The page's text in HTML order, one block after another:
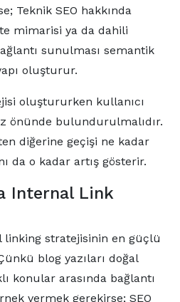
Teknik SEO hakkında
mimarisi ya da dahili
sunulması semantik
oluşturur.
oluştururken kullanıcı
önünde bulundurulmalıdır.
diğerine geçişi ne kadar
da o kadar artış gösterir.
Internal Link
linking stratejisinin en güçlü
blog yazıları doğal
konular arasında bağlantı
vermek gerekirse; SEO